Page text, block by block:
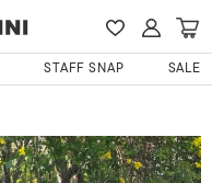
STAFF SNAP SALE